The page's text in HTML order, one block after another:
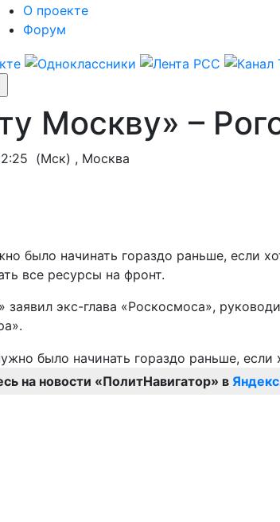
О проекте
Форум
Москву» –
(Мск) , Москва
было начинать гораздо раньше, если
все ресурсы на фронт.
экс-глава «Роскосмоса»,
на новости «ПолитНавигатор» в